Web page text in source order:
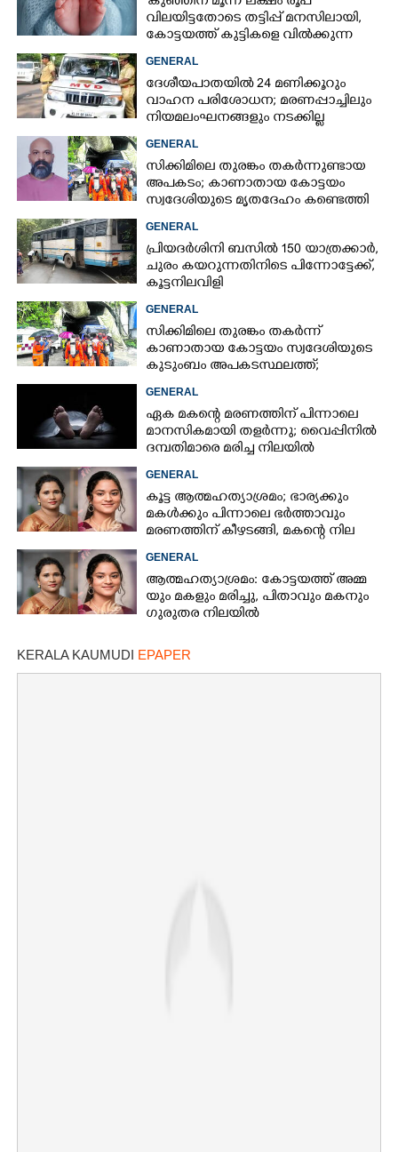
വിലയിട്ടതോടെ തട്ടിപ്പ് മനസിലായി,
കോട്ടയത്ത് കുട്ടികളെ വിൽക്കുന്ന
വെളിപ്പെടുത്തലുമായി ഗർഭിണി
GENERAL
ദേശീയപാതയിൽ 24 മണിക്കൂറും
വാഹന പരിശോധന; മരണപ്പാച്ചിലും
നിയമലംഘനങ്ങളും നടക്കില്ല
GENERAL
സിക്കിമിലെ തുരങ്കം തകർന്നുണ്ടായ
അപകടം; കാണാതായ കോട്ടയം
സ്വദേശിയുടെ മൃതദേഹം കണ്ടെത്തി
GENERAL
പ്രിയദർശിനി ബസിൽ 150 യാത്രക്കാർ,
ചുരം കയറുന്നതിനിടെ പിന്നോട്ടേക്ക്,
കൂട്ടനിലവിളി
GENERAL
സിക്കിമിലെ തുരങ്കം തകർന്ന്
കാണാതായ കോട്ടയം സ്വദേശിയുടെ
കുടുംബം അപകടസ്ഥലത്ത്;
വിവരം
GENERAL
ഏക മകന്റെ മരണത്തിന് പിന്നാലെ
മാനസികമായി തളർന്നു; വൈപ്പിനിൽ
ദമ്പതിമാരെ മരിച്ച നിലയിൽ
GENERAL
കൂട്ട ആത്മഹത്യാശ്രമം; ഭാര്യക്കും
മകൾക്കും പിന്നാലെ ഭർത്താവും
മരണത്തിന് കീഴടങ്ങി, മകന്റെ നില
GENERAL
ആ​ത്മ​ഹ​ത്യാ​ശ്ര​മം​:​ കോട്ടയത്ത് അ​മ്മ​
യും​ ​മ​ക​ളും​ ​മ​രി​ച്ചു, പിതാവും മകനും
ഗുരുതര നിലയിൽ
KERALA KAUMUDI EPAPER